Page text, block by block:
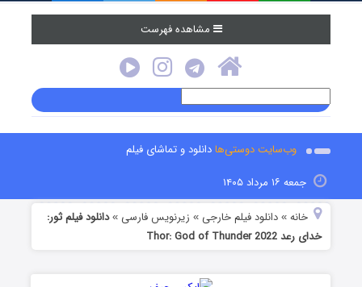
مشاهده فهرست
وب‌سایت دوستی‌هادانلود و تماشای فیلم
جمعه ۱۶ مرداد ۱۴۰۵
خانه »دانلود فیلم خارجی » زیرنویس فارسی »دانلود فیلم ثور:
خدای رعد Thor: God of Thunder 2022